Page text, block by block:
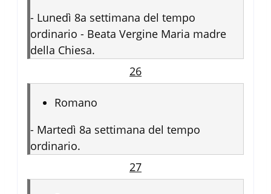
- Lunedì 8a settimana del tempo
ordinario - Beata Vergine Maria madre
della Chiesa.
26
Romano
- Martedì 8a settimana del tempo
ordinario.
27